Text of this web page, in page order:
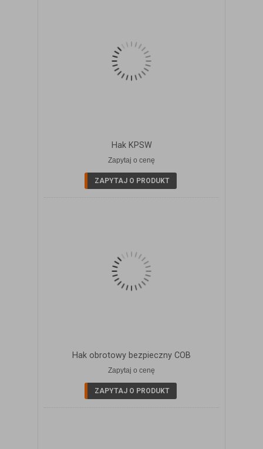
Hak KPSW
Zapytaj o cenę
ZAPYTAJ O PRODUKT
ZOBACZ SZCZEGÓŁY
Hak obrotowy bezpieczny COB
Zapytaj o cenę
ZAPYTAJ O PRODUKT
ZOBACZ SZCZEGÓŁY